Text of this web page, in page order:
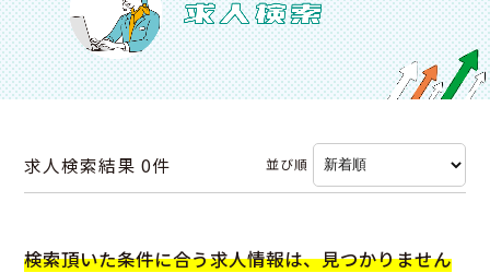
求人検索結果0件 並び順
検索頂いた条件に合う求人情報は、見つかりません